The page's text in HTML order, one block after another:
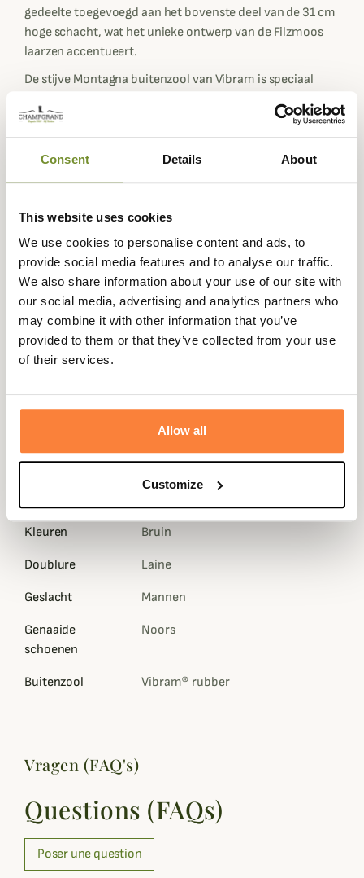
Consent Details About
This website uses cookies
We use cookies to personalise content and ads, to
provide social media features and to analyse our traffic.
We also share information about your use of our site with
our social media, advertising and analytics partners who
may combine it with other information that you’ve
provided to them or that they’ve collected from your use
of their services.
Allow all
Customize
gedeelte toegevoegd aan het bovenste deel van de 31 cm
hoge schacht, wat het unieke ontwerp van de Filzmoos
laarzen accentueert.
De stijve Montagna buitenzool van Vibram is speciaal
uitstekende grip op sneeuw. De uitneembare binnenzool
is ook gevoerd met een warme lamswollen voering. Op de
zool zitten ook traditionele Noorse handstiksels, die er
dus in de toekomst laten repareren als de zool moe
wordt.
De rits aan de binnenkant van de laars maakt het
makkelijk om hem aan te trekken, en de leren inzet aan
de binnenkant houdt de kou buiten.
Gegevensblad
Stengelhoogte
Land van
0
Gewicht in Gram 0
Kleuren Bruin
Doublure Laine
Geslacht Mannen
Genaaide
schoenen
Noors
Buitenzool Vibram® rubber
Vragen (FAQ's)
Questions (FAQs)
Poser une question